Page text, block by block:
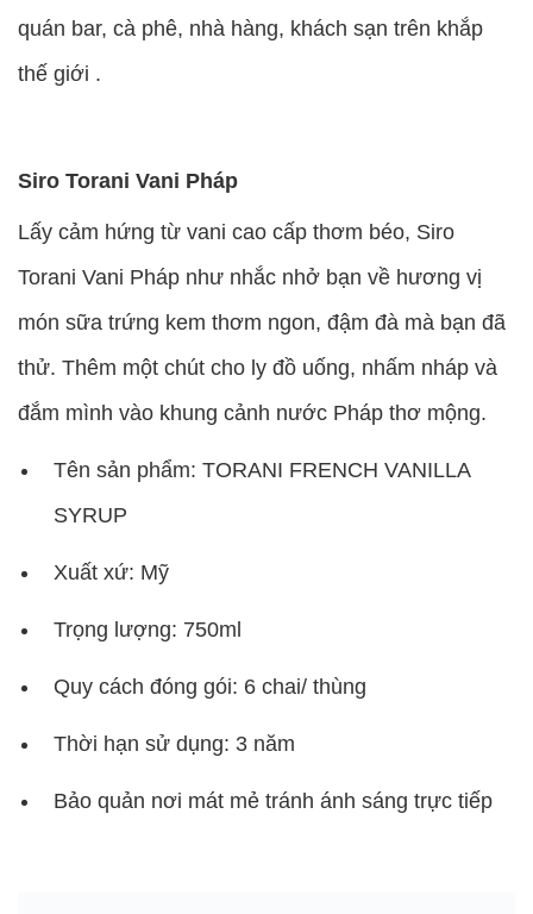
quán bar, cà phê, nhà hàng, khách sạn trên khắp
thế giới .
Siro Torani Vani Pháp
Lấy cảm hứng từ vani cao cấp thơm béo, Siro
Torani Vani Pháp như nhắc nhở bạn về hương vị
món sữa trứng kem thơm ngon, đậm đà mà bạn đã
thử. Thêm một chút cho ly đồ uống, nhấm nháp và
đắm mình vào khung cảnh nước Pháp thơ mộng.
Tên sản phẩm: TORANI FRENCH VANILLA
SYRUP
Xuất xứ: Mỹ
Trọng lượng: 750ml
Quy cách đóng gói: 6 chai/ thùng
Thời hạn sử dụng: 3 năm
Bảo quản nơi mát mẻ tránh ánh sáng trực tiếp